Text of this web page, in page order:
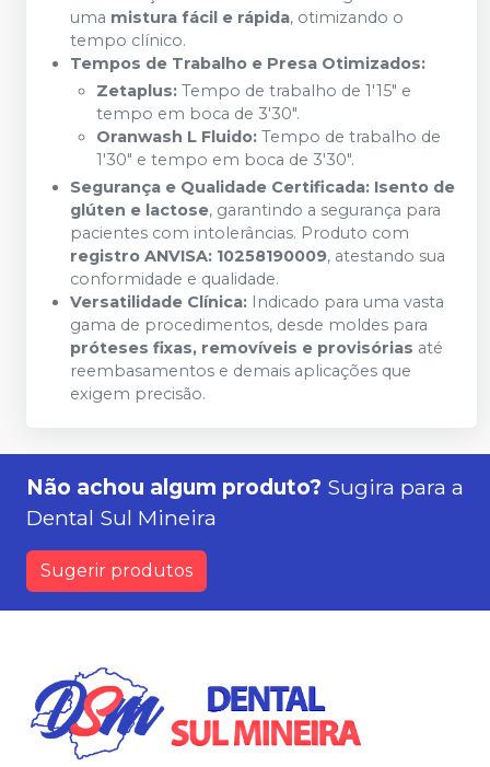
uma mistura fácil e rápida, otimizando o
tempo clínico.
Tempos de Trabalho e Presa Otimizados:
Zetaplus: Tempo de trabalho de 1'15" e
tempo em boca de 3'30".
Oranwash L Fluido: Tempo de trabalho de
1'30" e tempo em boca de 3'30".
Segurança e Qualidade Certificada: Isento de
glúten e lactose, garantindo a segurança para
pacientes com intolerâncias. Produto com
registro ANVISA: 10258190009, atestando sua
conformidade e qualidade.
Versatilidade Clínica: Indicado para uma vasta
gama de procedimentos, desde moldes para
próteses fixas, removíveis e provisórias até
reembasamentos e demais aplicações que
exigem precisão.
Não achou algum produto? Sugira para a
Dental Sul Mineira
Sugerir produtos